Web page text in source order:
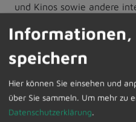
und Kinos sowie andere
Skiflugschanze…) an dieser
Aktion. Diese
einmaligen kostenlosen
Winterspaß dann nichts
Zur Übersicht
speichern
Hier können Sie einsehen und
über Sie sammeln. Um mehr zu
Datenschutzerklärung.